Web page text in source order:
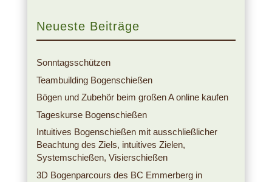
Neueste Beiträge
Sonntagsschützen
Teambuilding Bogenschießen
Bögen und Zubehör beim großen A online kaufen
Tageskurse Bogenschießen
Intuitives Bogenschießen mit ausschließlicher
Beachtung des Ziels, intuitives Zielen,
Systemschießen, Visierschießen
3D Bogenparcours des BC Emmerberg in